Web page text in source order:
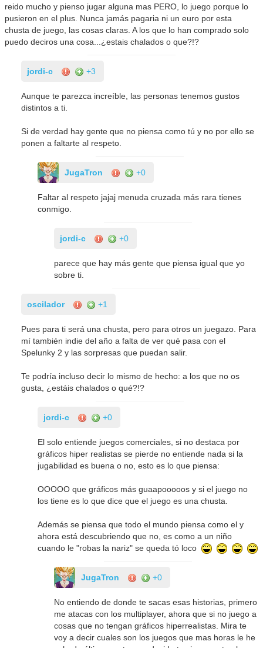
reido mucho y pienso jugar alguna mas PERO, lo juego porque lo
pusieron en el plus. Nunca jamás pagaria ni un euro por esta
chusta de juego, las cosas claras. A los que lo han comprado solo
puedo deciros una cosa...¿estais chalados o que?!?
jordi-c +3
Aunque te parezca increíble, las personas tenemos gustos
distintos a ti.
Si de verdad hay gente que no piensa como tú y no por ello se
ponen a faltarte al respeto.
JugaTron +0
Faltar al respeto jajaj menuda cruzada más rara tienes
conmigo.
jordi-c +0
parece que hay más gente que piensa igual que yo
sobre ti.
oscilador +1
Pues para ti será una chusta, pero para otros un juegazo. Para
mí también indie del año a falta de ver qué pasa con el
Spelunky 2 y las sorpresas que puedan salir.
Te podría incluso decir lo mismo de hecho: a los que no os
gusta, ¿estáis chalados o qué?!?
jordi-c +0
El solo entiende juegos comerciales, si no destaca por
gráficos hiper realistas se pierde no entiende nada si la
jugabilidad es buena o no, esto es lo que piensa:
OOOOO que gráficos más guaapooooos y si el juego no
los tiene es lo que dice que el juego es una chusta.
Además se piensa que todo el mundo piensa como el y
ahora está descubriendo que no, es como a un niño
cuando le "robas la nariz" se queda tó loco
JugaTron +0
No entiendo de donde te sacas esas historias, primero
me atacas con los multiplayer, ahora que si no juego a
cosas que no tengan gráficos hiperrealistas. Mira te
voy a decir cuales son los juegos que mas horas le he